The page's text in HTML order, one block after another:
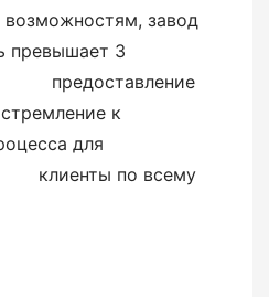
завод
превышает 3
предоставление
к
для
клиенты по всему